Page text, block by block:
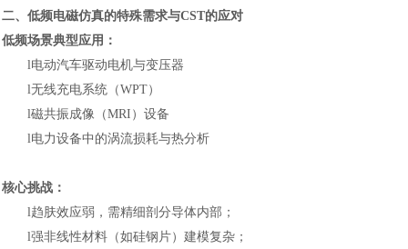
二、低频电磁仿真的特殊需求与CST的应对
低频场景典型应用：
l电动汽车驱动电机与变压器
l无线充电系统（WPT）
l磁共振成像（MRI）设备
l电力设备中的涡流损耗与热分析
核心挑战：
l趋肤效应弱，需精细剖分导体内部；
l强非线性材料（如硅钢片）建模复杂；